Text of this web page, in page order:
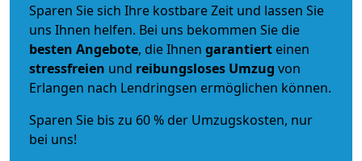
Sparen Sie sich Ihre kostbare Zeit und lassen Sie
uns Ihnen helfen. Bei uns bekommen Sie die
besten Angebote, die Ihnen garantiert einen
stressfreien und reibungsloses Umzug von
Erlangen nach Lendringsen ermöglichen können.
Sparen Sie bis zu 60 % der Umzugskosten, nur
bei uns!